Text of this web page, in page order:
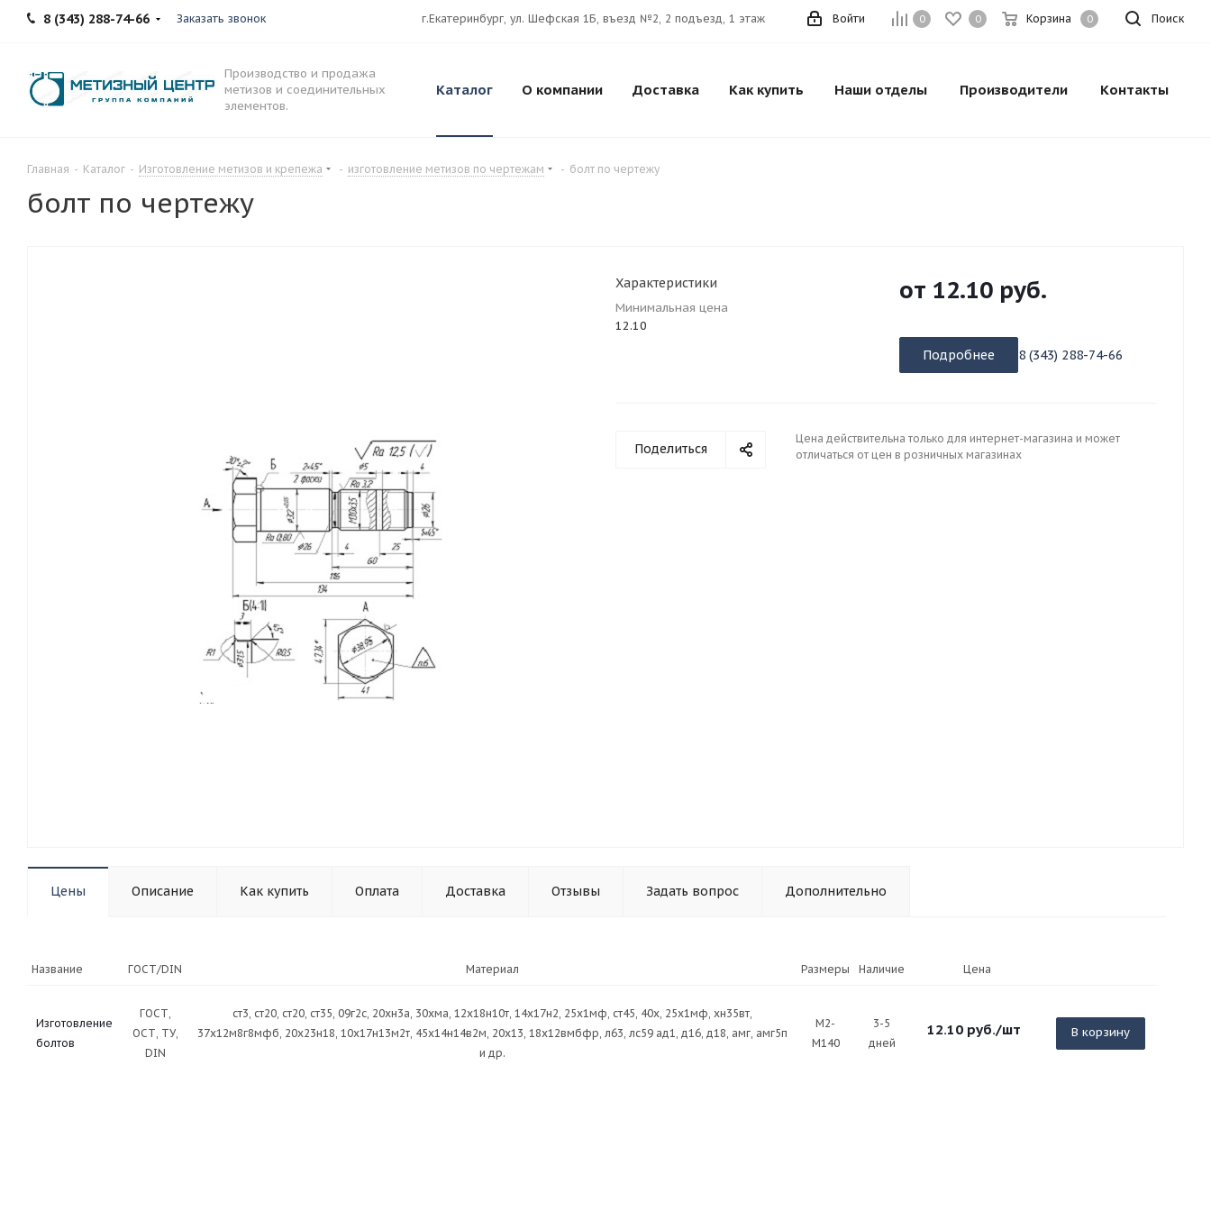
8 (343) 288-74-66 Заказать звонок г.Екатеринбург, ул. Шефская 1Б, въезд №2, 2 подъезд, 1 этаж Поиск
0 0 Корзина 0
Войти
Производство и продажа
метизов и соединительных
элементов.
Каталог О компании Доставка Как купить Наши отделы Производители Контакты
Главная - Каталог - Изготовление метизов и крепежа - изготовление метизов по чертежам - болт по чертежу
болт по чертежу
Характеристики
Минимальная цена
12.10
от 12.10 руб.
Подробнее 8 (343) 288-74-66
Поделиться
Цена действительна только для интернет-магазина и может
отличаться от цен в розничных магазинах
Цены Описание Как купить Оплата Доставка Отзывы Задать вопрос Дополнительно
Название ГОСТ/DIN Материал Размеры Наличие Цена
Изготовление
болтов
ГОСТ,
ОСТ, ТУ,
DIN
ст3, ст20, ст20, ст35, 09г2с, 20хн3а, 30хма, 12х18н10т, 14х17н2, 25х1мф, ст45, 40х, 25х1мф, хн35вт,
37х12м8г8мфб, 20х23н18, 10х17н13м2т, 45х14н14в2м, 20х13, 18х12вмбфр, л63, лс59 ад1, д16, д18, амг, амг5п
и др.
М2-
М140
3-5
дней
12.10руб./шт В корзину